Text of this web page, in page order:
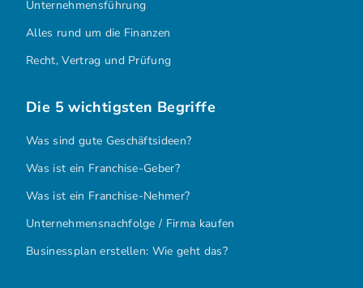
Unternehmensführung
Alles rund um die Finanzen
Recht, Vertrag und Prüfung
Die 5 wichtigsten Begriffe
Was sind gute Geschäftsideen?
Was ist ein Franchise-Geber?
Was ist ein Franchise-Nehmer?
Unternehmensnachfolge / Firma kaufen
Businessplan erstellen: Wie geht das?